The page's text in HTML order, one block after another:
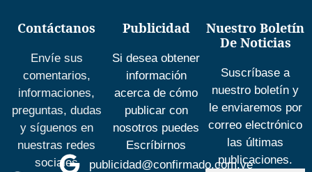
Contáctanos
Envíe sus
comentarios,
informaciones,
preguntas, dudas
y síguenos en
nuestras redes
sociales
Publicidad
Si desea obtener
información
acerca de cómo
publicar con
nosotros puedes
Escríbirnos
publicidad@confirmado.com.ve
Nuestro Boletín
De Noticias
Suscríbase a
nuestro boletín y
le enviaremos por
correo electrónico
las últimas
publicaciones.